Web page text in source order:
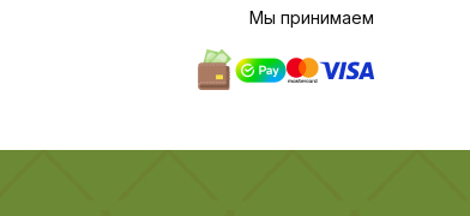
Мы принимаем